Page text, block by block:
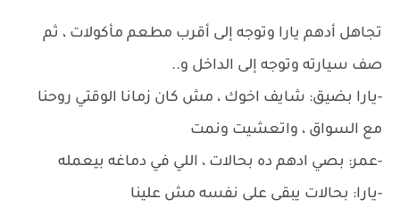
تجاهل أدهم يارا وتوجه إلى أقرب مطعم مأكولات ، ثم
صف سيارته وتوجه إلى الداخل و..
-يارا بضيق: شايف اخوك ، مش كان زمانا الوقتي روحنا
مع السواق ، واتعشيت ونمت
-عمر: بصي ادهم ده بحالات ، اللي في دماغه بيعمله
-يارا: بحالات يبقى على نفسه مش علينا